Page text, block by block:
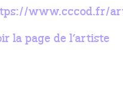
www.cccod.fr/
la page de l’artiste